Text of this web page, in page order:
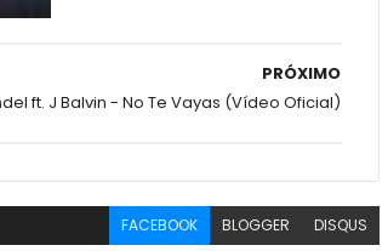
PRÓXIMO
ft. J Balvin - No Te Vayas (Vídeo Oficial)
FACEBOOK BLOGGER DISQUS